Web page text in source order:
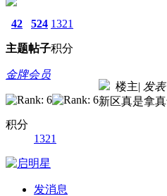
42
主题
524
帖子
1321
积分
金牌会员
积分
1321
发消息
楼主| 发表
新区真是拿